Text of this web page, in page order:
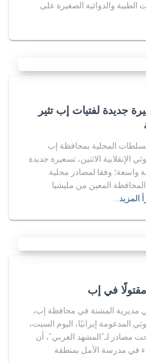
الطبية والدوائية الصغيرة على
جديدة لفتيات إب تثير
المحلية بمحافظة إب
الإنقلابية الاثنين، تسعيرة جديدة
وفقا لمصادر محلية.
المعين من مليشيا
المزيد…
في إب
مديرية المشنة في محافظة إب،
المدعومة إيرانيًا، اليوم السبت،
مصادر لـ”المشهد العربي”، أن
في مدرسة الأمل بمنطقة